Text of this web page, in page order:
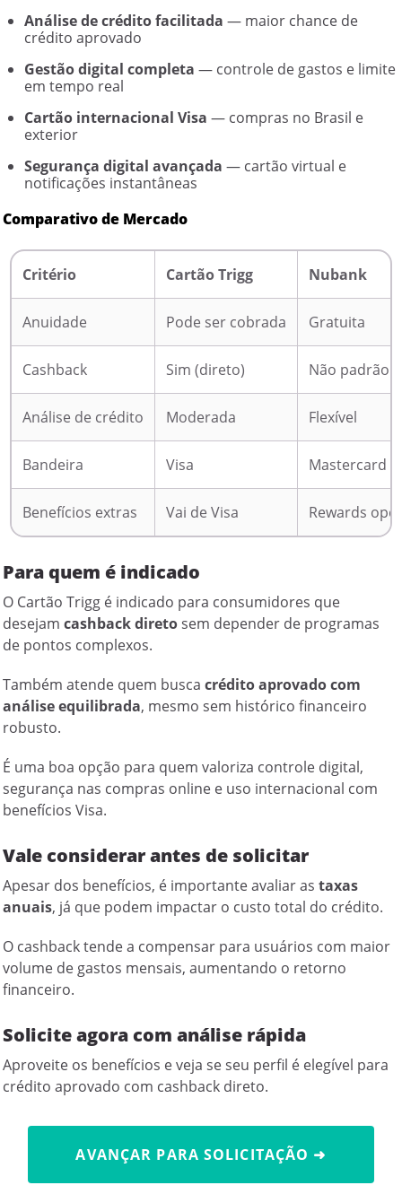
Análise de crédito facilitada — maior chance de
crédito aprovado
Gestão digital completa — controle de gastos e limite
em tempo real
Cartão internacional Visa — compras no Brasil e
exterior
Segurança digital avançada — cartão virtual e
notificações instantâneas
Comparativo de Mercado
Critério Cartão Trigg Nubank
Anuidade Pode ser cobrada Gratuita
Cashback Sim (direto) Não padrão
Análise de crédito Moderada Flexível
Bandeira Visa Mastercard
Benefícios extras Vai de Visa Rewards
Para quem é indicado
O Cartão Trigg é indicado para consumidores que
desejamcashback diretosem depender de programas
de pontos complexos.
Também atende quem buscacrédito aprovado com
análise equilibrada, mesmo sem histórico financeiro
robusto.
É uma boa opção para quem valoriza controle digital,
segurança nas compras online e uso internacional com
benefícios Visa.
Vale considerar antes de solicitar
Apesar dos benefícios, é importante avaliar astaxas
anuais, já que podem impactar o custo total do crédito.
O cashback tende a compensar para usuários com maior
volume de gastos mensais, aumentando o retorno
financeiro.
Solicite agora com análise rápida
Aproveite os benefícios e veja se seu perfil é elegível para
crédito aprovado com cashback direto.
AVANÇAR PARA SOLICITAÇÃO ➜